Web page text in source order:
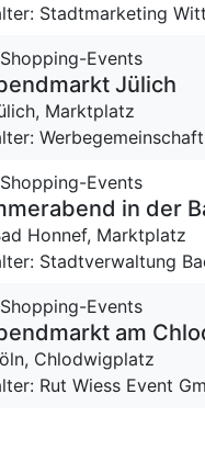
Stadtmarketing
Events
Jülich
Marktplatz
Events
in der
Honnef, Marktplatz
Stadtverwaltung
Events
am
Chlodwigplatz
Rut Wiess Event